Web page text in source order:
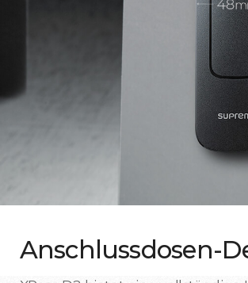
Anschlussdosen-